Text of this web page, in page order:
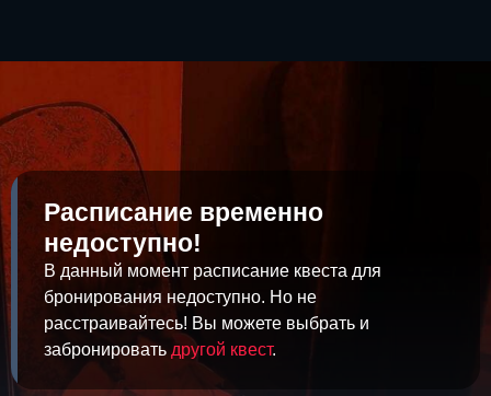
Расписание временно
недоступно!
В данный момент расписание квеста для
бронирования недоступно. Но не
расстраивайтесь! Вы можете выбрать и
забронировать другой квест.